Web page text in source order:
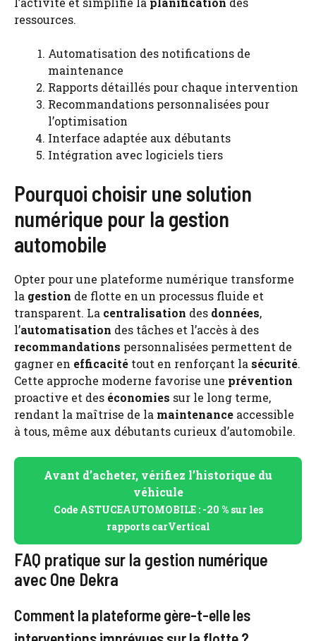
ressources.
Automatisation des notifications de
maintenance
Rapports détaillés pour chaque intervention
Recommandations personnalisées pour
l’optimisation
Interface adaptée aux débutants
Intégration avec logiciels tiers
Pourquoi choisir une solution
numérique pour la gestion
automobile
Opter pour une plateforme numérique transforme
la gestion de flotte en un processus fluide et
transparent. La centralisation des données,
l’automatisation des tâches et l’accès à des
recommandations personnalisées permettent de
gagner en efficacité tout en renforçant la sécurité.
Cette approche moderne favorise une prévention
proactive et des économies sur le long terme,
rendant la maîtrise de la maintenance accessible
à tous, même aux débutants curieux d’automobile.
Avant d’acheter, vérifiez l’historique du
véhicule
Code ASTUCEAUTOMOBILE : -20 % sur les
rapports carVertical
FAQ pratique sur la gestion numérique
avec One Dekra
Comment la plateforme gère-t-elle les